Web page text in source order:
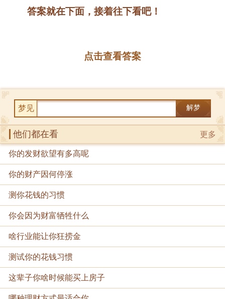
答案就在下面，接着往下看吧！
点击查看答案
梦见 解梦
更多
他们都在看
你的发财欲望有多高呢
你的财产因何停涨
测你花钱的习惯
你会因为财富牺牲什么
啥行业能让你狂捞金
测试你的花钱习惯
这辈子你啥时候能买上房子